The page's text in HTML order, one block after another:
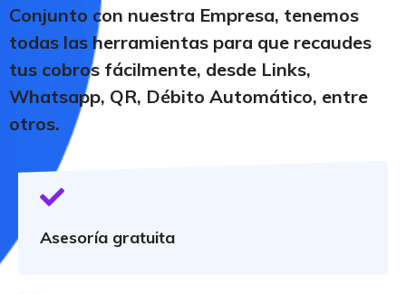
Conjunto con nuestra Empresa, tenemos
todas las herramientas para que recaudes
tus cobros fácilmente, desde Links,
Whatsapp, QR, Débito Automático, entre
otros.
Asesoría gratuita